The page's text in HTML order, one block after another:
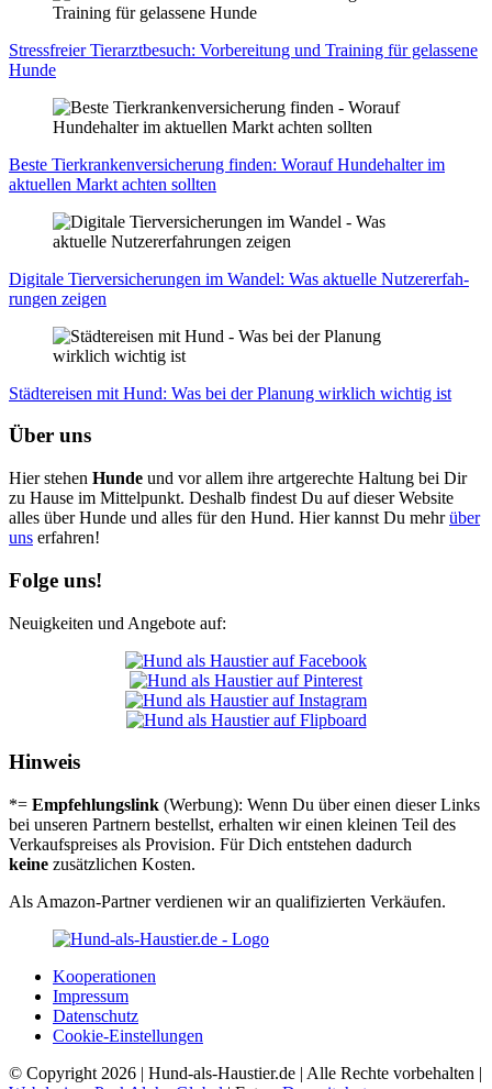
Stress­frei­er Tier­arzt­be­such: Vor­be­rei­tung und Trai­ning für gelas­se­ne
Hun­de
Bes­te Tier­kran­ken­ver­si­che­rung fin­den: Wor­auf Hun­de­hal­ter im
aktu­el­len Markt ach­ten soll­ten
Digi­ta­le Tier­ver­si­che­run­gen im Wan­del: Was aktu­el­le Nut­zer­er­fah­
run­gen zei­gen
Städ­te­rei­sen mit Hund: Was bei der Pla­nung wirk­lich wich­tig ist
Über uns
Hier stehen Hunde und vor allem ihre artgerechte Haltung bei Dir
zu Hause im Mittelpunkt. Deshalb findest Du auf dieser Website
alles über Hunde und alles für den Hund. Hier kannst Du mehrüber
uns erfahren!
Folge uns!
Neuigkeiten und Angebote auf:
Hinweis
*= Empfehlungslink (Werbung): Wenn Du über einen dieser Links
bei unseren Partnern bestellst, erhalten wir einen kleinen Teil des
Verkaufspreises als Provision. Für Dich entstehen dadurch
keine zusätzlichen Kosten.
Als Amazon-Partner verdienen wir an qualifizierten Verkäufen.
Koope­ra­tio­nen
Impres­sum
Daten­schutz
Coo­kie-Ein­stel­lun­gen
© Copyright 2026 | Hund-als-Haustier.de | Alle Rechte vorbehalten |